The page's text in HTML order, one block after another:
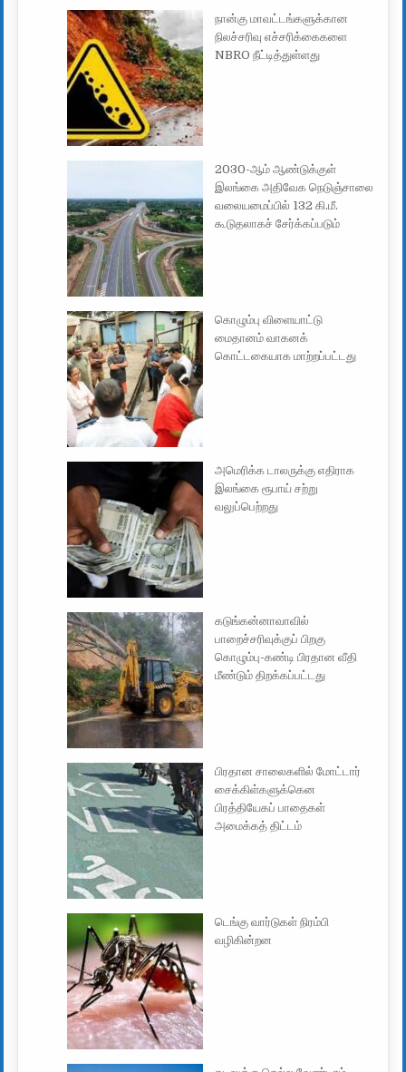
நான்கு மாவட்டங்களுக்கான
நிலச்சரிவு எச்சரிக்கைகளை
NBRO நீட்டித்துள்ளது
2030-ஆம் ஆண்டுக்குள்
இலங்கை அதிவேக நெடுஞ்சாலை
வலையமைப்பில் 132 கி.மீ.
கூடுதலாகச் சேர்க்கப்படும்
கொழும்பு விளையாட்டு
மைதானம் வாகனக்
கொட்டகையாக மாற்றப்பட்டது
அமெரிக்க டாலருக்கு எதிராக
இலங்கை ரூபாய் சற்று
வலுப்பெற்றது
கடுங்கன்னாவாவில்
பாறைச்சரிவுக்குப் பிறகு
கொழும்பு-கண்டி பிரதான வீதி
மீண்டும் திறக்கப்பட்டது
பிரதான சாலைகளில் மோட்டார்
சைக்கிள்களுக்கென
பிரத்தியேகப் பாதைகள்
அமைக்கத் திட்டம்
டெங்கு வார்டுகள் நிரம்பி
வழிகின்றன